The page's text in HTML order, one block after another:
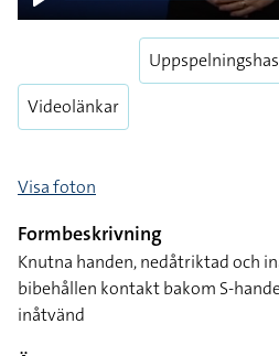
Play
Videolänkar
Visa foton
Formbeskrivning
Knutna handen, nedåtriktad och
bibehållen kontakt bakom S-
inåtvänd